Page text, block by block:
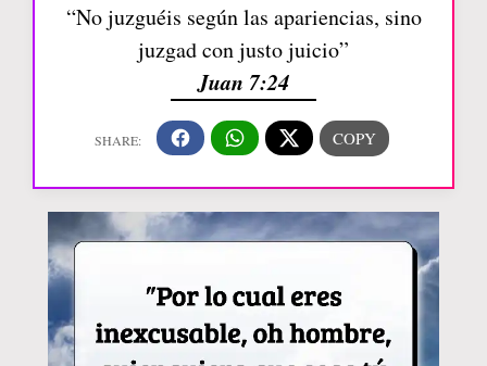
“No juzguéis según las apariencias, sino
juzgad con justo juicio”
Juan 7:24